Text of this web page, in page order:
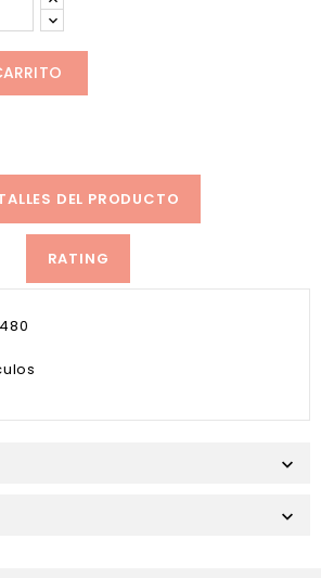
DEL PRODUCTO
RATING

